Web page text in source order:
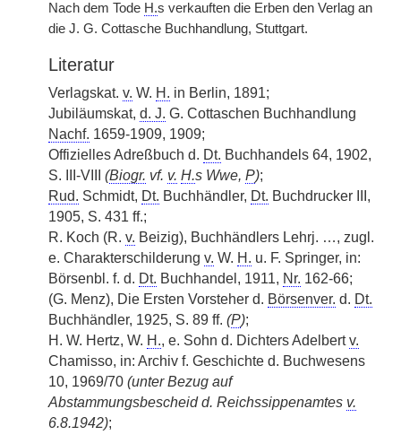
Nach dem Tode H.s verkauften die Erben den Verlag an
die J. G. Cottasche Buchhandlung, Stuttgart.
Literatur
Verlagskat. v. W. H. in Berlin, 1891;
Jubiläumskat, d. J. G. Cottaschen Buchhandlung
Nachf. 1659-1909, 1909;
Offizielles Adreßbuch d. Dt. Buchhandels 64, 1902,
S. III-VIII (Biogr. vf. v. H.s Wwe, P);
Rud. Schmidt, Dt. Buchhändler, Dt. Buchdrucker III,
1905, S. 431 ff.;
R. Koch (R. v. Beizig), Buchhändlers Lehrj. …, zugl.
e. Charakterschilderung v. W. H. u. F. Springer, in:
Börsenbl. f. d. Dt. Buchhandel, 1911, Nr. 162-66;
(G. Menz), Die Ersten Vorsteher d. Börsenver. d. Dt.
Buchhändler, 1925, S. 89 ff. (P);
H. W. Hertz, W. H., e. Sohn d. Dichters Adelbertv.
Chamisso, in: Archiv f. Geschichte d. Buchwesens
10, 1969/70 (unter Bezug auf
Abstammungsbescheid d. Reichssippenamtes v.
6.8.1942);